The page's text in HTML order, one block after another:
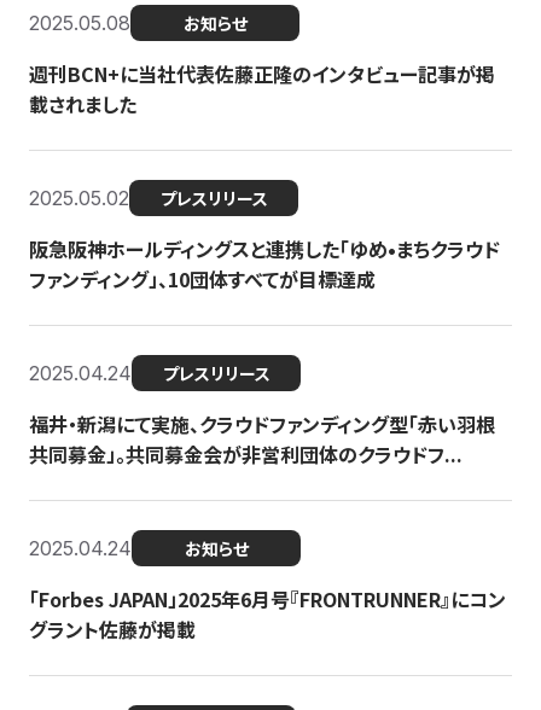
2025.05.08 お知らせ
週刊BCN+に当社代表佐藤正隆のインタビュー記事が掲
載されました
2025.05.02 プレスリリース
阪急阪神ホールディングスと連携した「ゆめ•まちクラウド
ファンディング」、10団体すべてが目標達成
2025.04.24 プレスリリース
福井・新潟にて実施、クラウドファンディング型「赤い羽根
共同募金」。共同募金会が非営利団体のクラウドフ...
2025.04.24 お知らせ
「Forbes JAPAN」2025年6月号『FRONTRUNNER』にコン
グラント佐藤が掲載